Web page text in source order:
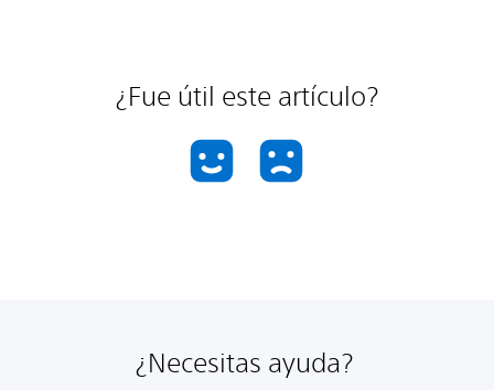
¿Fue útil este artículo?
¿Necesitas ayuda?